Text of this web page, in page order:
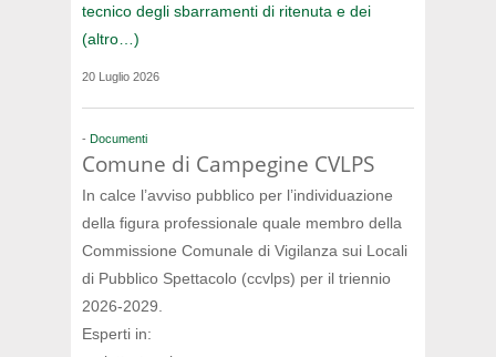
tecnico degli sbarramenti di ritenuta e dei
(altro…)
20 Luglio 2026
- Documenti
Comune di Campegine CVLPS
In calce l’avviso pubblico per l’individuazione
della figura professionale quale membro della
Commissione Comunale di Vigilanza sui Locali
di Pubblico Spettacolo (ccvlps) per il triennio
2026-2029.
Esperti in: